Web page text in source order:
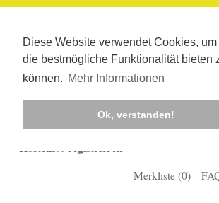
Diese Website verwendet Cookies, um
die bestmögliche Funktionalität bieten
können. Mehr Informationen
Ok, verstanden!
Kostenlos registrieren
Merkliste (0)